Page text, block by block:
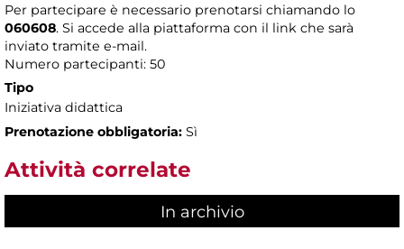
Per partecipare è necessario prenotarsi chiamando lo
060608. Si accede alla piattaforma con il link che sarà
inviato tramite e-mail.
Numero partecipanti: 50
Tipo
Iniziativa didattica
Prenotazione obbligatoria: Sì
Attività correlate
In archivio